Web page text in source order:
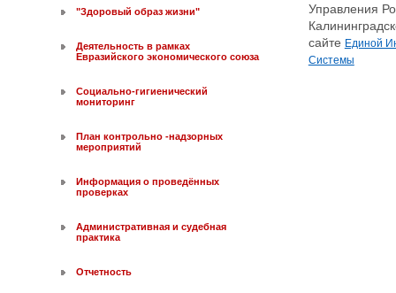
"Здоровый образ жизни"
Деятельность в рамках
Евразийского экономического союза
Социально-гигиенический
мониторинг
План контрольно -надзорных
мероприятий
Информация о проведённых
проверках
Административная и судебная
практика
Отчетность
Управления
сайте Единой
Системы